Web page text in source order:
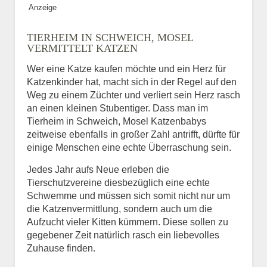
BILD HOCHLADEN
Vermisst seit
Ort des Verschwindens
Anzeige
TIERHEIM IN SCHWEICH, MOSEL
VERMITTELT KATZEN
Wer eine Katze kaufen möchte und ein Herz für
Katzenkinder hat, macht sich in der Regel auf den
Weg zu einem Züchter und verliert sein Herz rasch
an einen kleinen Stubentiger. Dass man im
Tierheim in Schweich, Mosel Katzenbabys
zeitweise ebenfalls in großer Zahl antrifft, dürfte für
einige Menschen eine echte Überraschung sein.
Jedes Jahr aufs Neue erleben die
Tierschutzvereine diesbezüglich eine echte
Schwemme und müssen sich somit nicht nur um
die Katzenvermittlung, sondern auch um die
Aufzucht vieler Kitten kümmern. Diese sollen zu
gegebener Zeit natürlich rasch ein liebevolles
Zuhause finden.